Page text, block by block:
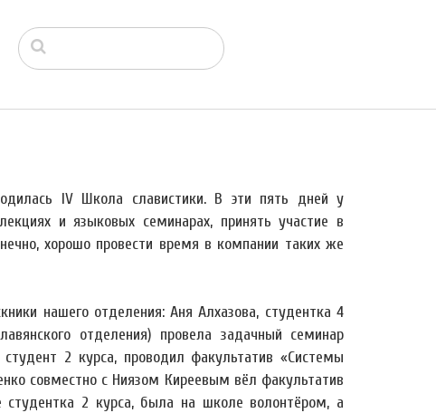
IV Школа славистики. В эти пять дней у
и языковых семинарах, принять участие в
хорошо провести время в компании таких же
нашего отделения: Аня Алхазова, студентка 4
отделения) провела задачный семинар
2 курса, проводил факультатив «Системы
совместно с Ниязом Киреевым вёл факультатив
2 курса, была на школе волонтёром, а